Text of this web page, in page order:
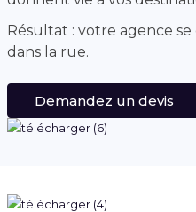
Résultat : votre agence
dans la rue.
Demandez un devis